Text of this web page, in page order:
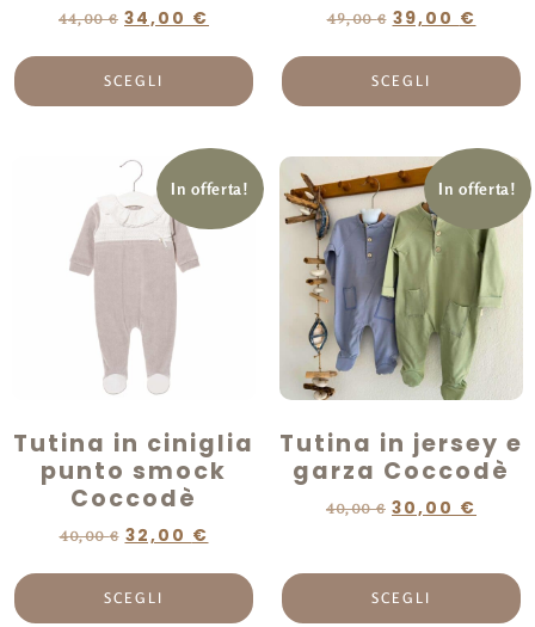
44,00€ 34,00 €
SCEGLI
49,00€ 39,00 €
SCEGLI
In offerta!
Tutina in ciniglia
punto smock
Coccodè
40,00€ 32,00 €
SCEGLI
In offerta!
Tutina in jersey e
garza Coccodè
40,00€ 30,00 €
SCEGLI